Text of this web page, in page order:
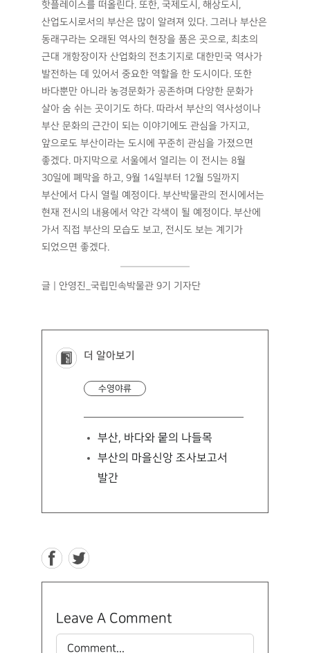
핫플레이스를 떠올린다. 또한, 국제도시, 해상도시,
산업도시로서의 부산은 많이 알려져 있다. 그러나 부산은
동래구라는 오래된 역사의 현장을 품은 곳으로, 최초의
근대 개항장이자 산업화의 전초기지로 대한민국 역사가
발전하는 데 있어서 중요한 역할을 한 도시이다. 또한
바다뿐만 아니라 농경문화가 공존하며 다양한 문화가
살아 숨 쉬는 곳이기도 하다. 따라서 부산의 역사성이나
부산 문화의 근간이 되는 이야기에도 관심을 가지고,
앞으로도 부산이라는 도시에 꾸준히 관심을 가졌으면
좋겠다. 마지막으로 서울에서 열리는 이 전시는 8월
30일에 폐막을 하고, 9월 14일부터 12월 5일까지
부산에서 다시 열릴 예정이다. 부산박물관의 전시에서는
현재 전시의 내용에서 약간 각색이 될 예정이다. 부산에
가서 직접 부산의 모습도 보고, 전시도 보는 계기가
되었으면 좋겠다.
글 | 안영진_국립민속박물관 9기 기자단
더 알아보기
수영야류
부산, 바다와 뭍의 나들목
부산의 마을신앙 조사보고서
발간
Leave A Comment
Comment